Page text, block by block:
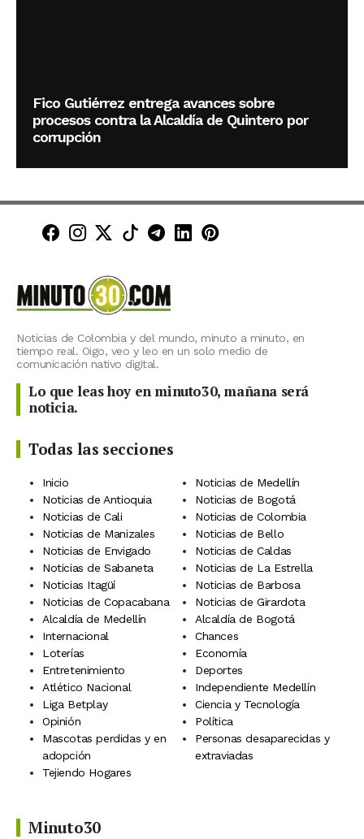
Fico Gutiérrez entrega avances sobre
procesos contra la Alcaldía de Quintero por
corrupción
Minuto30 en Facebook
Minuto30 en Instagram
Minuto30 en X (Twitter)
Minuto30 en TikTok
Canal de Minuto30 en
Minuto30 en LinkedIn
Minuto30 en
Noticias de Colombia y del mundo, minuto a minuto, en
tiempo real. Oigo, veo y leo en un solo medio de
comunicación nativo digital.
Lo que leas hoy en minuto30, mañana será
noticia.
Todas las secciones
Inicio
Noticias de Medellín
Noticias de Antioquia
Noticias de Bogotá
Noticias de Cali
Noticias de Colombia
Noticias de Manizales
Noticias de Bello
Noticias de Envigado
Noticias de Caldas
Noticias de Sabaneta
Noticias de La Estrella
Noticias Itagüí
Noticias de Barbosa
Noticias de Copacabana
Noticias de Girardota
Alcaldía de Medellín
Alcaldía de Bogotá
Internacional
Chances
Loterías
Economía
Entretenimiento
Deportes
Atlético Nacional
Independiente Medellín
Liga Betplay
Ciencia y Tecnología
Opinión
Política
Mascotas perdidas y en
adopción
Personas desaparecidas y
extraviadas
Tejiendo Hogares
Minuto30